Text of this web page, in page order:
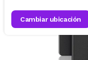
cambiar ubicación